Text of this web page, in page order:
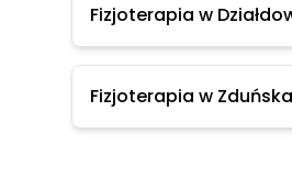
Fizjoterapia w
Fizjoterapia w